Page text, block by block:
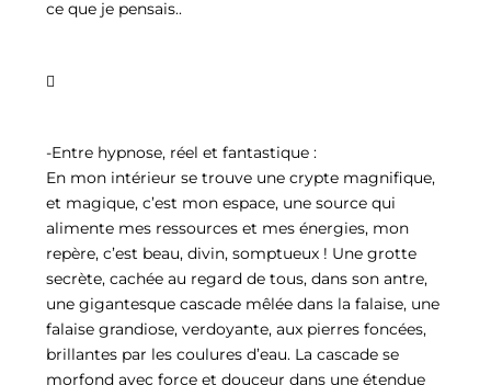
ce que je pensais..

-Entre hypnose, réel et fantastique :
En mon intérieur se trouve une crypte magnifique,
et magique, c’est mon espace, une source qui
alimente mes ressources et mes énergies, mon
repère, c’est beau, divin, somptueux ! Une grotte
secrète, cachée au regard de tous, dans son antre,
une gigantesque cascade mêlée dans la falaise, une
falaise grandiose, verdoyante, aux pierres foncées,
brillantes par les coulures d’eau. La cascade se
morfond avec force et douceur dans une étendue